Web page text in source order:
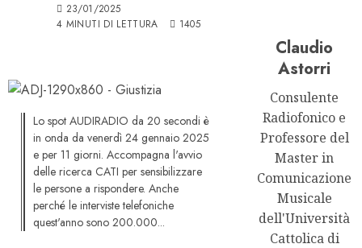
23/01/2025
4 MINUTI DI LETTURA
1405
Lo spot AUDIRADIO da 20 secondi è
in onda da venerdì 24 gennaio 2025
e per 11 giorni. Accompagna l'avvio
delle ricerca CATI per sensibilizzare
le persone a rispondere. Anche
perché le interviste telefoniche
quest'anno sono 200.000...
Claudio
Astorri
Consulente
Radiofonico e
Professore del
Master in
Comunicazione
Musicale
dell'Università
Cattolica di